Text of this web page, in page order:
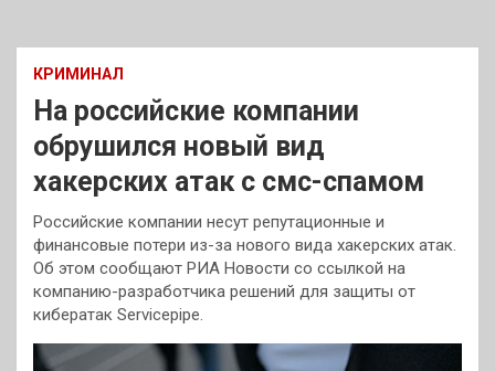
КРИМИНАЛ
На российские компании
обрушился новый вид
хакерских атак с смс-спамом
Российские компании несут репутационные и
финансовые потери из-за нового вида хакерских атак.
Об этом сообщают РИА Новости со ссылкой на
компанию-разработчика решений для защиты от
кибератак Servicepipe.